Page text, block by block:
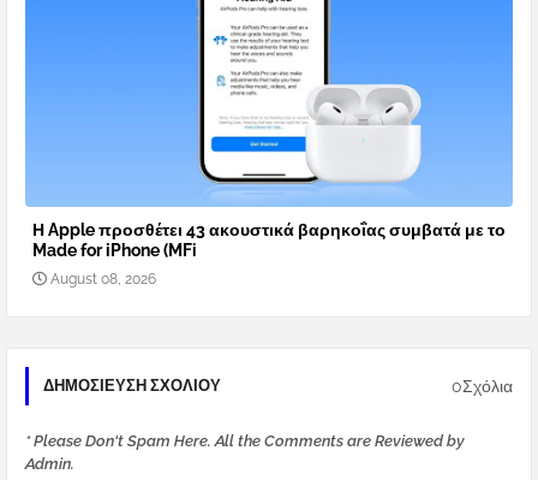
Η Apple προσθέτει 43 ακουστικά βαρηκοΐας συμβατά με το
Made for iPhone (MFi
August 08, 2026
ΔΗΜΟΣΊΕΥΣΗ ΣΧΟΛΊΟΥ 0Σχόλια
* Please Don't Spam Here. All the Comments are Reviewed by
Admin.